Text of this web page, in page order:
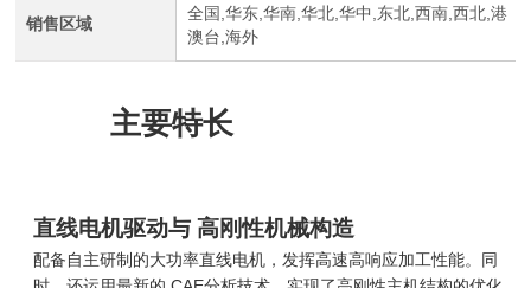
销售区域
全国,华东,华南,华北,华中,东北,西南,西北,港
澳台,海外
主要特长
直线电机驱动与 高刚性机械构造
配备自主研制的大功率直线电机，发挥高速高响应加工性能。同